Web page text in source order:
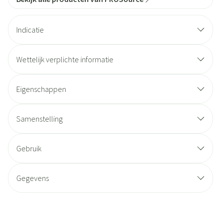
Indicatie
Wettelijk verplichte informatie
Eigenschappen
Samenstelling
Gebruik
Gegevens